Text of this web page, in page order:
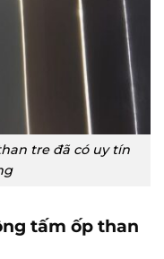
tre đã có uy tín
tấm ốp than